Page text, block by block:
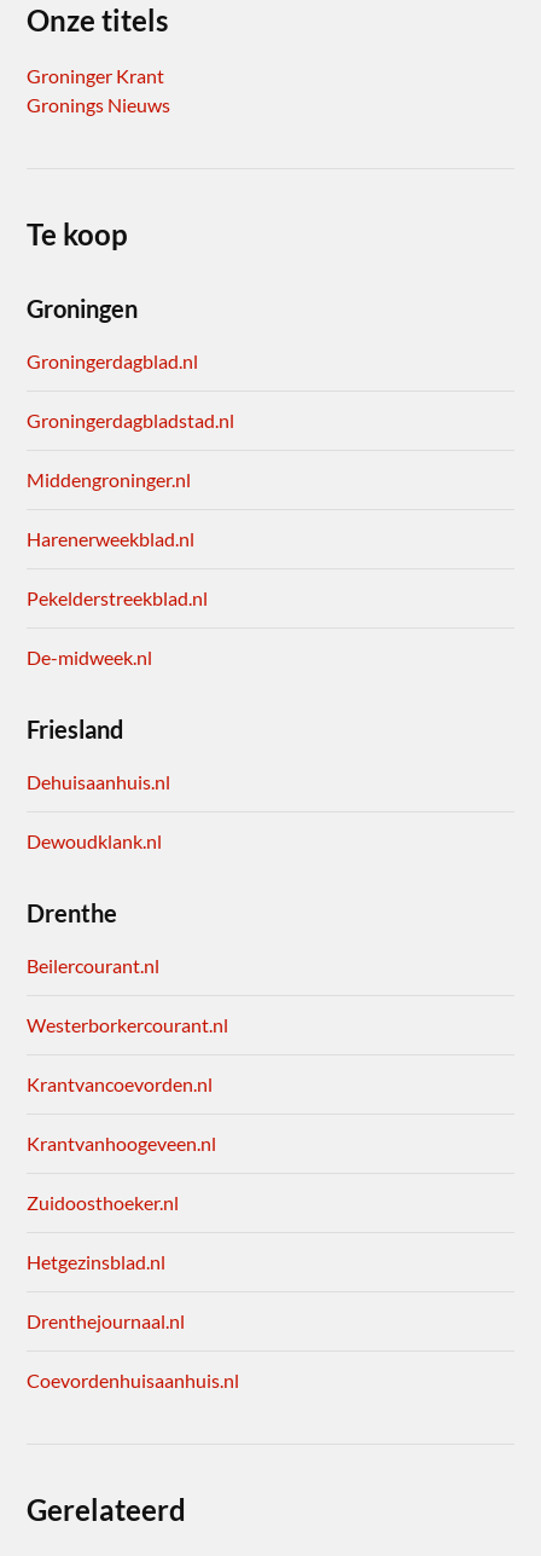
Onze titels
Groninger Krant
Gronings Nieuws
Te koop
Groningen
Groningerdagblad.nl
Groningerdagbladstad.nl
Middengroninger.nl
Harenerweekblad.nl
Pekelderstreekblad.nl
De-midweek.nl
Friesland
Dehuisaanhuis.nl
Dewoudklank.nl
Drenthe
Beilercourant.nl
Westerborkercourant.nl
Krantvancoevorden.nl
Krantvanhoogeveen.nl
Zuidoosthoeker.nl
Hetgezinsblad.nl
Drenthejournaal.nl
Coevordenhuisaanhuis.nl
Gerelateerd